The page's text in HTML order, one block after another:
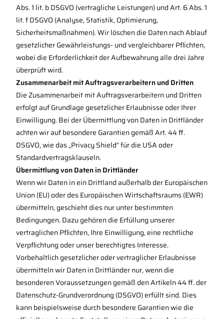
Abs. 1 lit. b DSGVO (vertragliche Leistungen) und Art. 6 Abs. 1
lit. f DSGVO (Analyse, Statistik, Optimierung,
Sicherheitsmaßnahmen). Wir löschen die Daten nach Ablauf
gesetzlicher Gewährleistungs- und vergleichbarer Pflichten,
wobei die Erforderlichkeit der Aufbewahrung alle drei Jahre
überprüft wird.
Zusammenarbeit mit Auftragsverarbeitern und Dritten
Die Zusammenarbeit mit Auftragsverarbeitern und Dritten
erfolgt auf Grundlage gesetzlicher Erlaubnisse oder Ihrer
Einwilligung. Bei der Übermittlung von Daten in Drittländer
achten wir auf besondere Garantien gemäß Art. 44 ff.
DSGVO, wie das „Privacy Shield“ für die USA oder
Standardvertragsklauseln.
Übermittlung von Daten in Drittländer
Wenn wir Daten in ein Drittland außerhalb der Europäischen
Union (EU) oder des Europäischen Wirtschaftsraums (EWR)
übermitteln, geschieht dies nur unter bestimmten
Bedingungen. Dazu gehören die Erfüllung unserer
vertraglichen Pflichten, Ihre Einwilligung, eine rechtliche
Verpflichtung oder unser berechtigtes Interesse.
Vorbehaltlich gesetzlicher oder vertraglicher Erlaubnisse
übermitteln wir Daten in Drittländer nur, wenn die
besonderen Voraussetzungen gemäß den Artikeln 44 ff. der
Datenschutz-Grundverordnung (DSGVO) erfüllt sind. Dies
kann beispielsweise durch besondere Garantien wie die